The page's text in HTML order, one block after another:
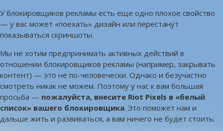
У блокировщиков рекламы есть еще одно плохое свойство
— у вас может «поехать» дизайн или перестанут
показываться скриншоты.
Мы не хотим предпринимать активных действий в
отношении блокировщиков рекламы (например, закрывать
контент) — это не по-человечески. Однако и безучастно
смотреть никак не можем. Поэтому у нас к вам большая
просьба — пожалуйста, внесите Riot Pixels в «белый
список» вашего блокировщика. Это поможет нам и
дальше жить и развиваться, а вам ничего не будет стоить.